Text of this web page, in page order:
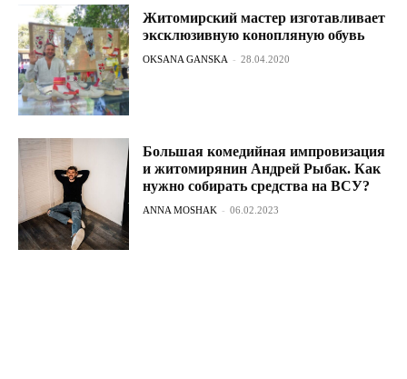
Житомирский мастер изготавливает
эксклюзивную конопляную обувь
OKSANA GANSKA - 28.04.2020
Большая комедийная импровизация
и житомирянин Андрей Рыбак. Как
нужно собирать средства на ВСУ?
ANNA MOSHAK - 06.02.2023